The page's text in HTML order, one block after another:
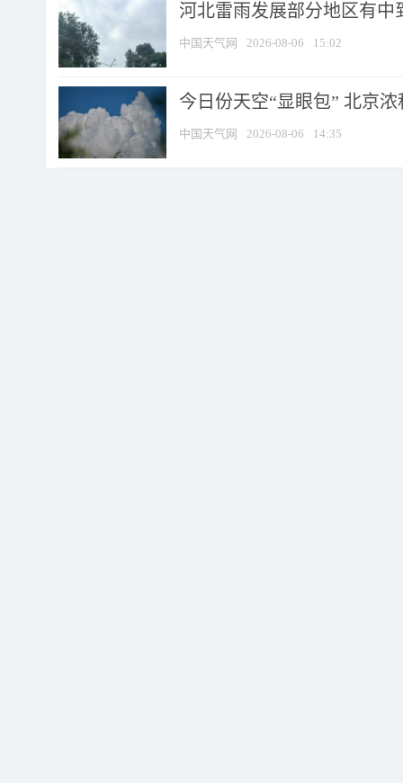
河北雷雨发展部分地区有中
中国天气网 2026-08-06 15:02
今日份天空“显眼包” 北京
中国天气网 2026-08-06 14:35